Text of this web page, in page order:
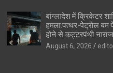
बांग्लादेश में क्रिकेटर
हमला:पत्थर-पेट्रोल
होने से कट्टरपंथी
August 6, 2026